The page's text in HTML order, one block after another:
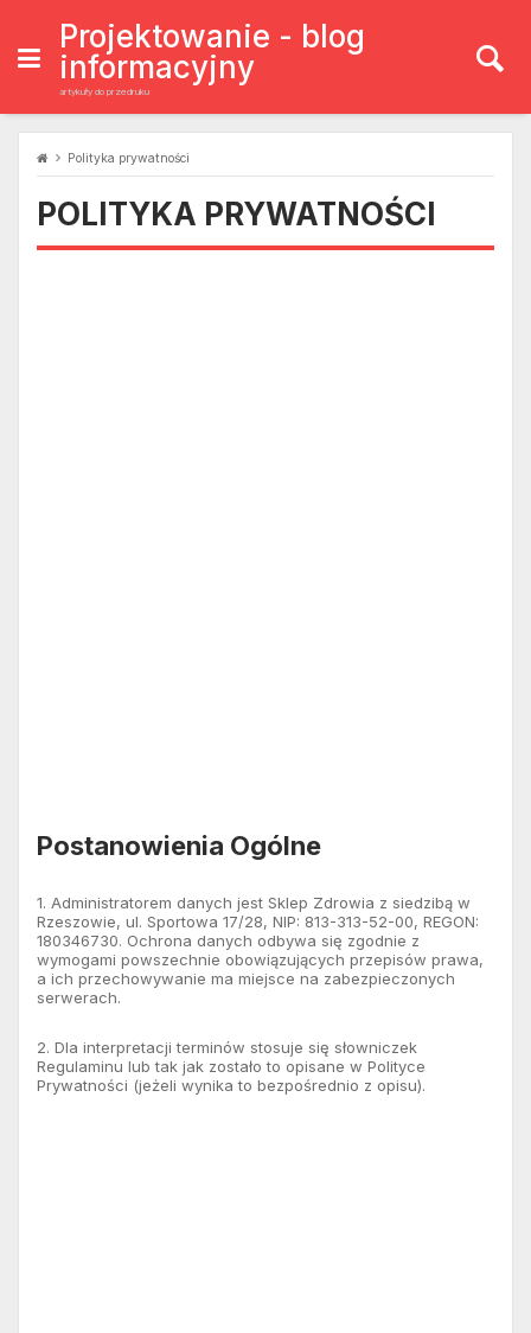
content
Projektowanie - blog
informacyjny
artykuły do przedruku
Polityka prywatności
POLITYKA PRYWATNOŚCI
Postanowienia Ogólne
1. Administratorem danych jest Sklep Zdrowia z siedzibą w
Rzeszowie, ul. Sportowa 17/28, NIP: 813-313-52-00, REGON:
180346730. Ochrona danych odbywa się zgodnie z
wymogami powszechnie obowiązujących przepisów prawa,
a ich przechowywanie ma miejsce na zabezpieczonych
serwerach.
2. Dla interpretacji terminów stosuje się słowniczek
Regulaminu lub tak jak zostało to opisane w Polityce
Prywatności (jeżeli wynika to bezpośrednio z opisu).